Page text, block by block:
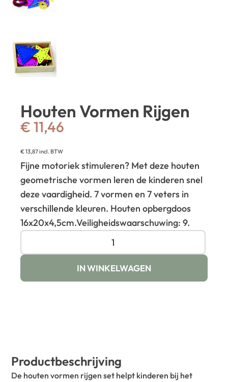
Houten Vormen Rijgen
€ 11,46
€13,87incl. BTW
Fijne motoriek stimuleren? Met deze houten
geometrische vormen leren de kinderen snel
deze vaardigheid. 7 vormen en 7 veters in
verschillende kleuren. Houten opbergdoos
16x20x4,5cm.Veiligheidswaarschuwing: 9.
IN WINKELWAGEN
Productbeschrijving
De houten vormen rijgen set helpt kinderen bij het